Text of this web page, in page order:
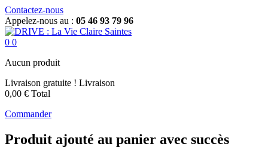
Contactez-nous
Appelez-nous au : 05 46 93 79 96
0 0
Aucun produit
Livraison gratuite ! Livraison
0,00 € Total
Commander
Produit ajouté au panier avec succès